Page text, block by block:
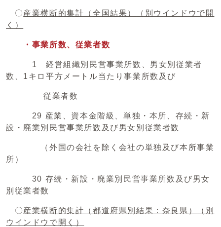
〇産業横断的集計（全国結果）
（別ウインドウで開
く）
・事業所数、従業者数
1 経営組織別民営事業所数、男女別従業者
数、1キロ平方メートル当たり事業所数及び
従業者数
29 産業、資本金階級、単独・本所、存続・新
設・廃業別民営事業所数及び男女別従業者数
（外国の会社を除く会社の単独及び本所事業
所）
30 存続・新設・廃業別民営事業所数及び男女
別従業者数
〇産業横断的集計（都道府県別結果：奈良県）
（別
ウインドウで開く）